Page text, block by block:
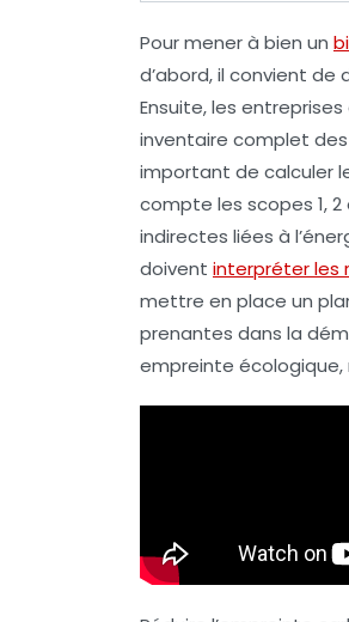
Pour mener à bien un
d’abord, il convient de
Ensuite, les
inventaire complet des
important de calculer
compte les scopes 1,
indirectes liées à
doivent interpréter les
mettre en place un
prenantes dans la
empreinte